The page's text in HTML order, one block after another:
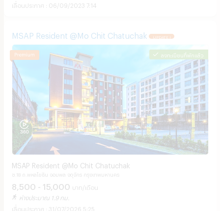
06/09/2023 7:14
MSAP Resident @Mo Chit Chatuchak UPDATE !
ลงทะเบียนที่พักแล้ว
MSAP Resident @Mo Chit Chatuchak
ซ.18 ถ.พหลโยธิน จอมพล จตุจักร กรุงเทพมหานคร
8,500 - 15,000 บาท/เดือน
ห่างประมาณ 1.9 กม.
31/07/2026 5:25